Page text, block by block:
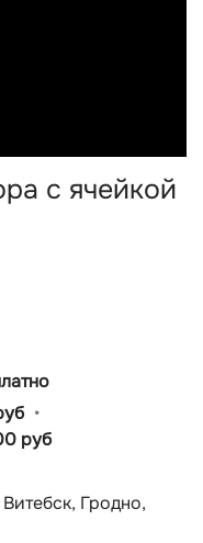
с ячейкой
руб
Гродно,